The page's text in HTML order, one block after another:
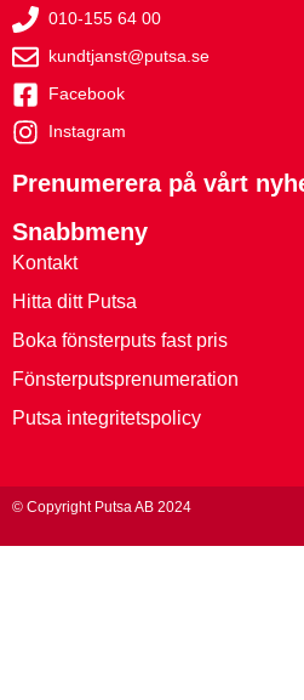
010-155 64 00
kundtjanst@putsa.se
Facebook
Instagram
Prenumerera på vårt
Snabbmeny
Kontakt
Hitta ditt Putsa
Boka fönsterputs fast pris
Fönsterputsprenumeration
Putsa integritetspolicy
© Copyright Putsa AB 2024